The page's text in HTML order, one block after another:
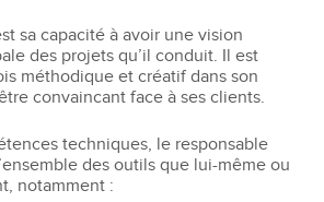
sa capacité à avoir une vision
des projets qu’il conduit. Il est
méthodique et créatif dans son
convaincant face à ses clients.
techniques, le responsable
des outils que lui-même ou
notamment :